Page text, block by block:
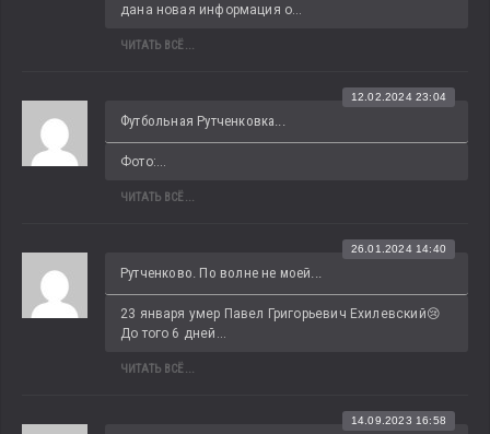
дана новая информация о...
ЧИТАТЬ ВСЁ...
Футбольная Рутченковка...
12.02.2024 23:04
Фото:...
ЧИТАТЬ ВСЁ...
Рутченково. По волне не моей...
26.01.2024 14:40
23 января умер Павел Григорьевич Ехилевский😢
До того 6 дней...
ЧИТАТЬ ВСЁ...
14.09.2023 16:58